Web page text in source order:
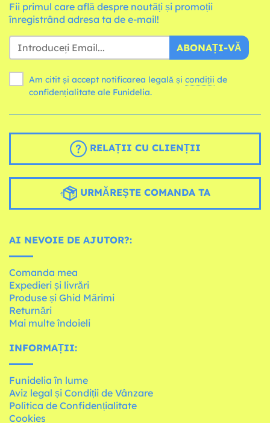
Fii primul care află despre noutăți și promoții
înregistrând adresa ta de e-mail!
ABONAȚI-VĂ
Am citit și accept notificarea legală și condiții
confidențialitate ale Funidelia.
RELAȚII CU CLIENȚII
URMĂREȘTE COMANDA TA
AI NEVOIE DE AJUTOR?:
Comanda mea
Expedieri și livrări
Produse și Ghid Mărimi
Returnări
Mai multe îndoieli
INFORMAȚII:
Funidelia în lume
Aviz legal și Condiții de Vânzare
Política de Confidențialitate
Cookies